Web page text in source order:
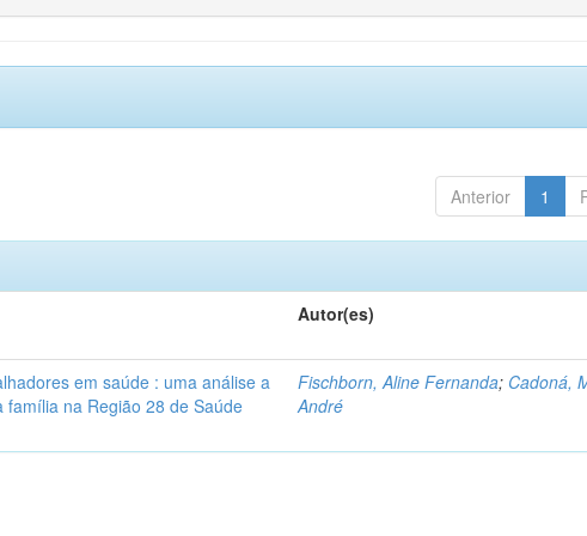
Anterior 1
Autor(es)
em saúde : uma análise a
na Região 28 de Saúde
Fischborn, Aline Fernanda; Cadoná,
André